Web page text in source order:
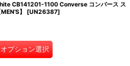
CB141201-1100 Converse コンバース ス
】
[UN26387]
オプション選択